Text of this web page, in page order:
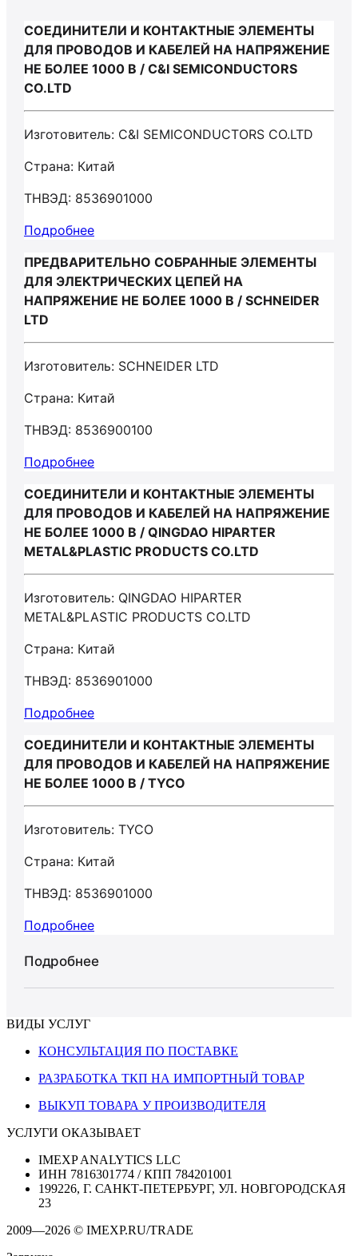
СОЕДИНИТЕЛИ И КОНТАКТНЫЕ ЭЛЕМЕНТЫ
ДЛЯ ПРОВОДОВ И КАБЕЛЕЙ НА НАПРЯЖЕНИЕ
НЕ БОЛЕЕ 1000 В / C&I SEMICONDUCTORS
CO.LTD
Изготовитель: C&I SEMICONDUCTORS CO.LTD
Страна: Китай
ТНВЭД: 8536901000
Подробнее
ПРЕДВАРИТЕЛЬНО СОБРАННЫЕ ЭЛЕМЕНТЫ
ДЛЯ ЭЛЕКТРИЧЕСКИХ ЦЕПЕЙ НА
НАПРЯЖЕНИЕ НЕ БОЛЕЕ 1000 В / SCHNEIDER
LTD
Изготовитель: SCHNEIDER LTD
Страна: Китай
ТНВЭД: 8536900100
Подробнее
СОЕДИНИТЕЛИ И КОНТАКТНЫЕ ЭЛЕМЕНТЫ
ДЛЯ ПРОВОДОВ И КАБЕЛЕЙ НА НАПРЯЖЕНИЕ
НЕ БОЛЕЕ 1000 В / QINGDAO HIPARTER
METAL&PLASTIC PRODUCTS CO.LTD
Изготовитель: QINGDAO HIPARTER
METAL&PLASTIC PRODUCTS CO.LTD
Страна: Китай
ТНВЭД: 8536901000
Подробнее
СОЕДИНИТЕЛИ И КОНТАКТНЫЕ ЭЛЕМЕНТЫ
ДЛЯ ПРОВОДОВ И КАБЕЛЕЙ НА НАПРЯЖЕНИЕ
НЕ БОЛЕЕ 1000 В / TYCO
Изготовитель: TYCO
Страна: Китай
ТНВЭД: 8536901000
Подробнее
Подробнее
ВИДЫ УСЛУГ
КОНСУЛЬТАЦИЯ ПО ПОСТАВКЕ
РАЗРАБОТКА ТКП НА ИМПОРТНЫЙ ТОВАР
ВЫКУП ТОВАРА У ПРОИЗВОДИТЕЛЯ
УСЛУГИ ОКАЗЫВАЕТ
IMEXP ANALYTICS LLC
ИНН 7816301774 / КПП 784201001
199226, Г. САНКТ-ПЕТЕРБУРГ, УЛ. НОВГОРОДСКАЯ
23
2009—2026 © IMEXP.RU/TRADE